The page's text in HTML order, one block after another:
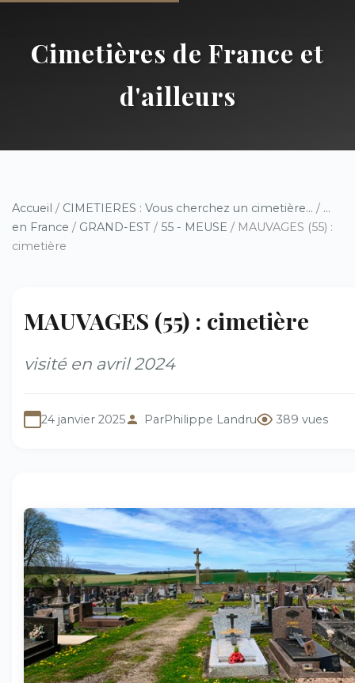
Cimetières de France et
d'ailleurs
Accueil / CIMETIERES : Vous cherchez un cimetière... / ...
en France / GRAND-EST / 55 - MEUSE / MAUVAGES (55) :
cimetière
MAUVAGES (55) : cimetière
visité en avril 2024
24 janvier 2025 ParPhilippe Landru 389 vues